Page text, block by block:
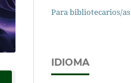
Para bibliotecarios/as
IDIOMA